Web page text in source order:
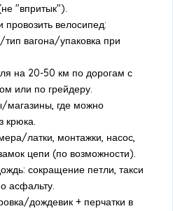
"впритык").
велосипед:
вагона/упаковка при
на 20-50 км по дорогам с
или по грейдеру.
магазины, где можно
крюка.
латки, монтажки, насос,
цепи (по возможности).
сокращение петли, такси
асфальту.
дождевик + перчатки в